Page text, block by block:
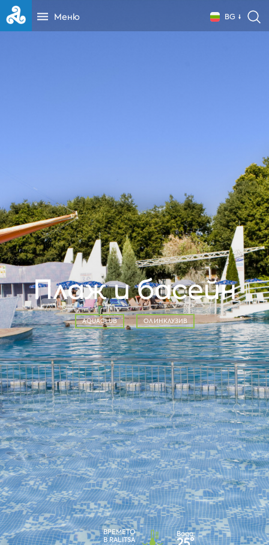
Меню BG
Плаж и басейн
AQUACLUB ОЛ ИНКЛУЗИВ
ВРЕМЕТО
В RALITSA
Вода